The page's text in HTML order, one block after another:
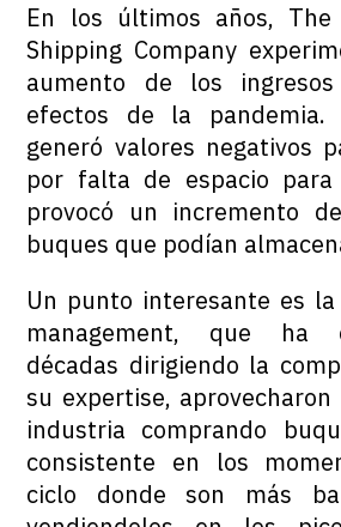
En los últimos años, The
Shipping Company
aumento de los
efectos de la pandemia.
generó valores negativos
por falta de espacio para
provocó un incremento
buques que podían
Un punto interesante es
management, que ha
décadas dirigiendo la
su expertise,
industria comprando
consistente en los
ciclo donde son más